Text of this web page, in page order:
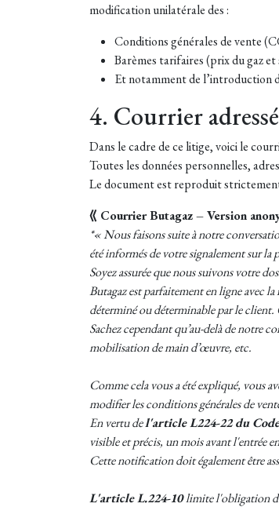
modification unilatérale des :
Conditions générales de vente
Barèmes tarifaires (prix du gaz et
Et notamment de l’introduction
4. Courrier
Dans le cadre de ce litige, voici le
Toutes les données personnelles,
Le document est reproduit
⟪ Courrier Butagaz – Version
*« Nous faisons suite à notre
été informés de votre signalement sur la
Soyez assurée que nous suivons votre
Butagaz est parfaitement en ligne avec
déterminé ou déterminable par le
Sachez cependant qu’au-delà de notre
mobilisation de main d’œuvre, etc.
Comme cela vous a été expliqué, vous
modifier les conditions générales de
En vertu del'article L224-22 du
visible et précis, un mois avant l'entrée
Cette notification doit également être
L'article L.224-10limite l'obligation